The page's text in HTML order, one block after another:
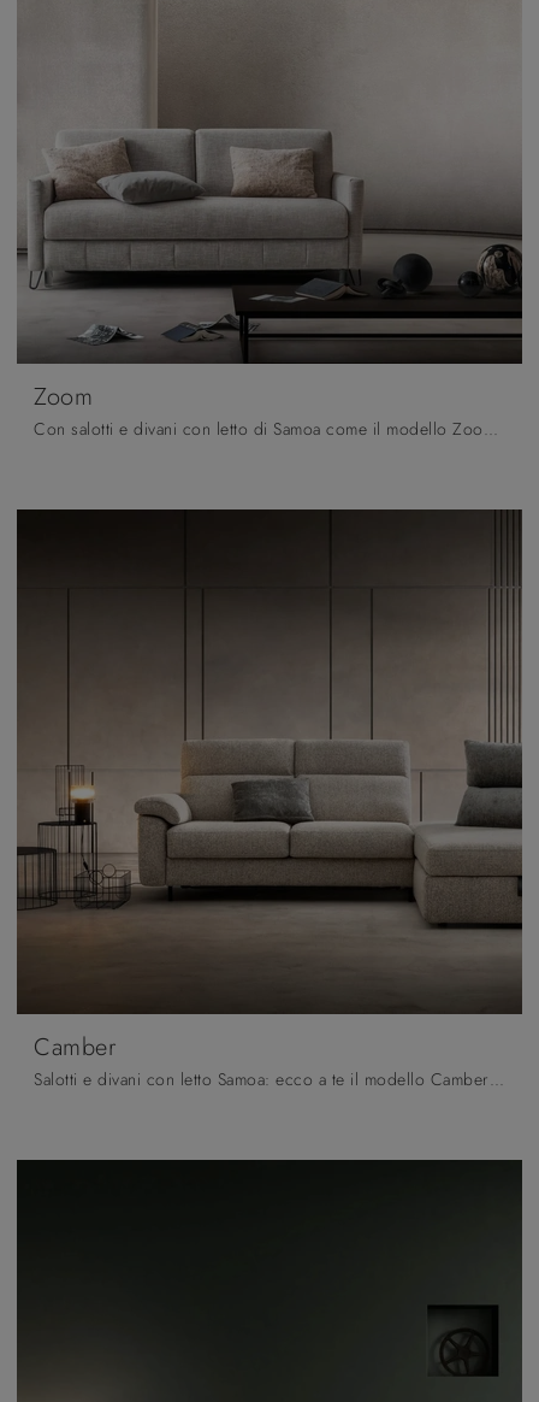
Zoom
Con salotti e divani con letto di Samoa come il modello Zoom in tessuto, potrai completare il tuo concept d'arredo.
Camber
Salotti e divani con letto Samoa: ecco a te il modello Camber in tessuto per arricchire il living.